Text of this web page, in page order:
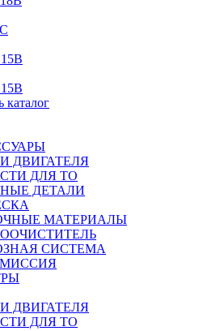
каталог
ДВИГАТЕЛЯ
ДЛЯ ТО
ДЕТАЛИ
МАТЕРИАЛЫ
СИСТЕМА
ДВИГАТЕЛЯ
ДЛЯ ТО